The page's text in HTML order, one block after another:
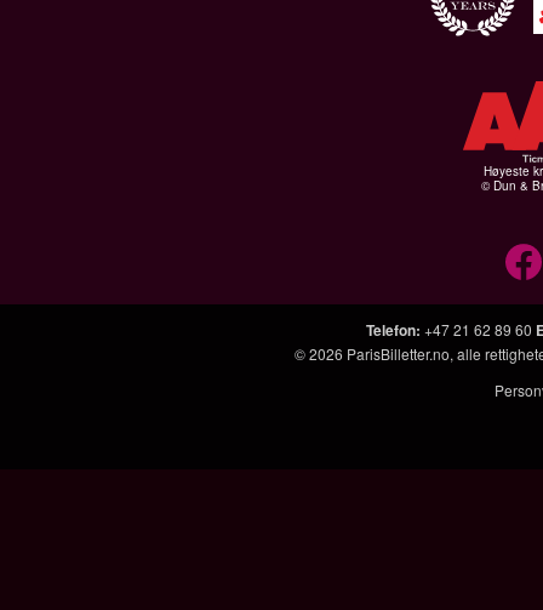
Høyeste
© Dun &
Telefon: +47 21 62 89 60
© 2026 ParisBilletter.no, alle